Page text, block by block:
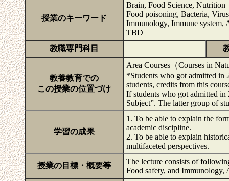
授業のキーワード
Brain, Food Science, Nutrition
Food poisoning, Bacteria,
Immunology, Immune system,
TBD
教職専門科目
教養教育での
この授業の位置づけ
Area Courses（Courses in
*Students who got admitted in
students, credits from this
If students who got admitted in
Subject”. The latter group of
学習の成果
1. To be able to explain the
academic discipline.
2. To be able to explain
multifaceted perspectives.
授業の目標・概要等
The lecture consists of
Food safety, and Immunology,